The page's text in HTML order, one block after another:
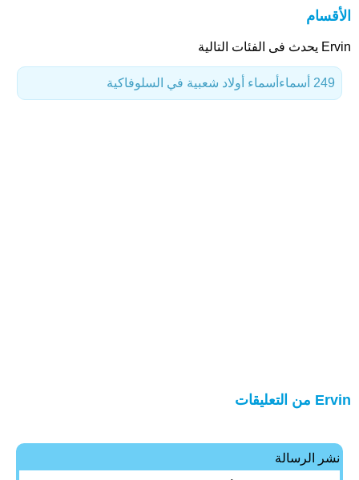
الأقسام
Ervin يحدث فى الفئات التالية
أسماء أولاد شعبية في السلوفاكية 249 أسماء
Ervin من التعليقات
نشر الرسالة